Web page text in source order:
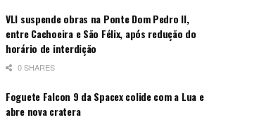
VLI suspende obras na Ponte Dom Pedro II,
entre Cachoeira e São Félix, após redução do
horário de interdição
0 SHARES
Foguete Falcon 9 da Spacex colide com a Lua e
abre nova cratera